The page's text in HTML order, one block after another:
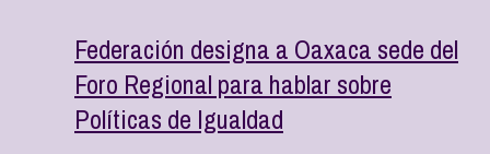
Federación designa a Oaxaca sede del
Foro Regional para hablar sobre
Políticas de Igualdad